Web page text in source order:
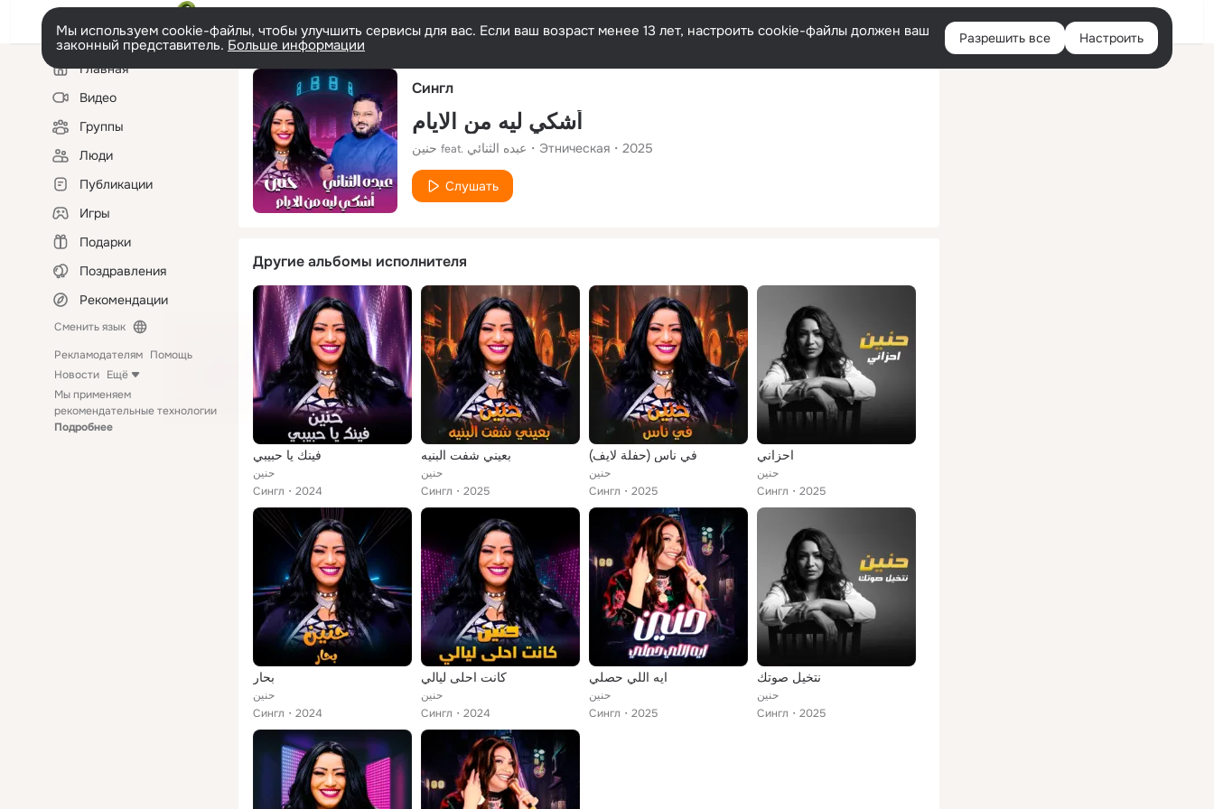
Русский Войти
Мы используем cookie-файлы, чтобы улучшить сервисы для вас. Если ваш возраст менее 13 лет, настроить cookie-файлы должен ваш
законный представитель. Больше информации Разрешить все Настроить
Левая
колонкаГлавная
Видео
Группы
Люди
Публикации
Игры
Подарки
Поздравления
Рекомендации
Сменить язык
Рекламодателям Помощь
Новости Ещё
Мы применяем
рекомендательные технологии
Подробнее
Сингл
أشكي ليه من الايام
حنين feat. عبده الثنائي Этническая 2025
Слушать
Другие альбомы исполнителя
فينك يا حبيبي
حنين
Сингл
2024
بعيني شفت البنيه
حنين
Сингл
2025
في ناس (حفلة لايف)
حنين
Сингл
2025
احزاني
حنين
Сингл
2025
بحار
حنين
Сингл
2024
كانت احلى ليالي
حنين
Сингл
2024
ايه اللي حصلي
حنين
Сингл
2025
نتخيل صوتك
حنين
Сингл
2025